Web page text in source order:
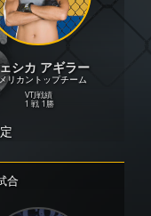
シカ アギラー
リカントップチーム
VTJ戦績
1 戦 1勝
合